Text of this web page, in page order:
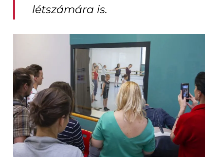
létszámára is.